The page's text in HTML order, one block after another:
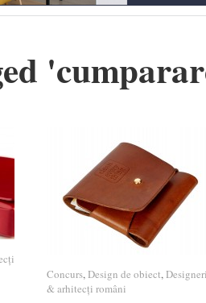
'
Concurs,Design de obiect,
& arhitecți români
Concurs Design de obiect
& arhitecți români